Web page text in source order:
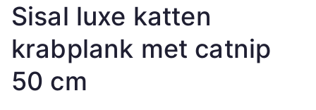
Sisal luxe katten
krabplank met catnip
50 cm